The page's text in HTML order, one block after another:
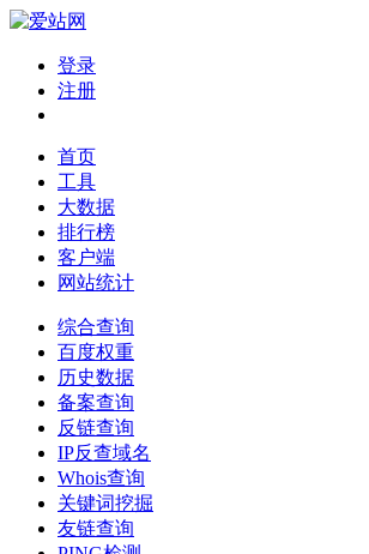
登录
注册
首页
工具
大数据
排行榜
客户端
网站统计
综合查询
百度权重
历史数据
备案查询
反链查询
IP反查域名
Whois查询
关键词挖掘
友链查询